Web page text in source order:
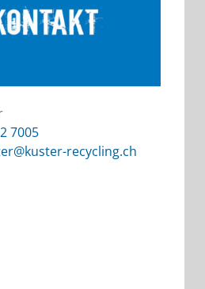
7005
recycling.ch